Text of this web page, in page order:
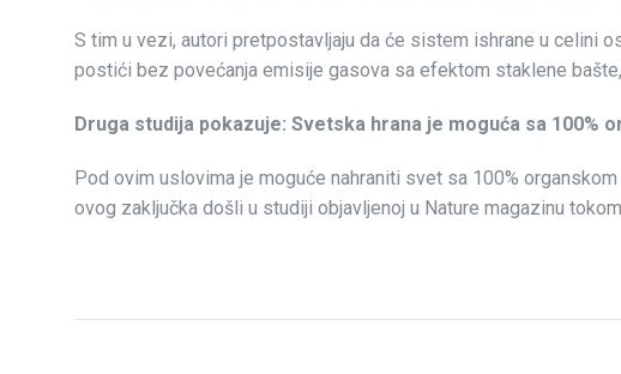
S tim u vezi, autori pretpostavljaju da će sistem ishrane u celini
postići bez povećanja emisije gasova sa efektom staklene
Druga studija pokazuje: Svetska hrana je moguća sa 100%
Pod ovim uslovima je moguće nahraniti svet sa 100%
ovog zaključka došli u studiji objavljenoj u Nature magazinu